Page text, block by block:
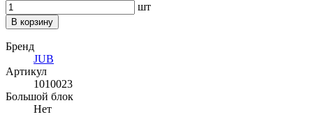
шт
В корзину
Бренд
JUB
Артикул
1010023
Большой блок
Нет